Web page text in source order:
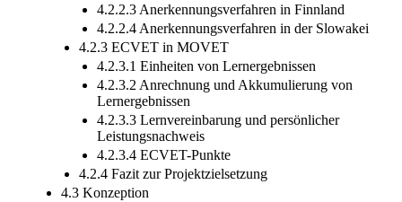
4.2.2.3 Anerkennungsverfahren in Finnland
4.2.2.4 Anerkennungsverfahren in der Slowakei
4.2.3 ECVET in MOVET
4.2.3.1 Einheiten von Lernergebnissen
4.2.3.2 Anrechnung und Akkumulierung von
Lernergebnissen
4.2.3.3 Lernvereinbarung und persönlicher
Leistungsnachweis
4.2.3.4 ECVET-Punkte
4.2.4 Fazit zur Projektzielsetzung
4.3 Konzeption